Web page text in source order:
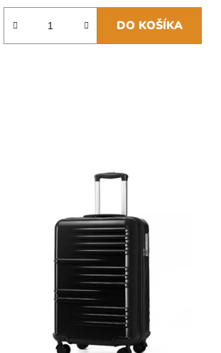
DO KOŠÍKA